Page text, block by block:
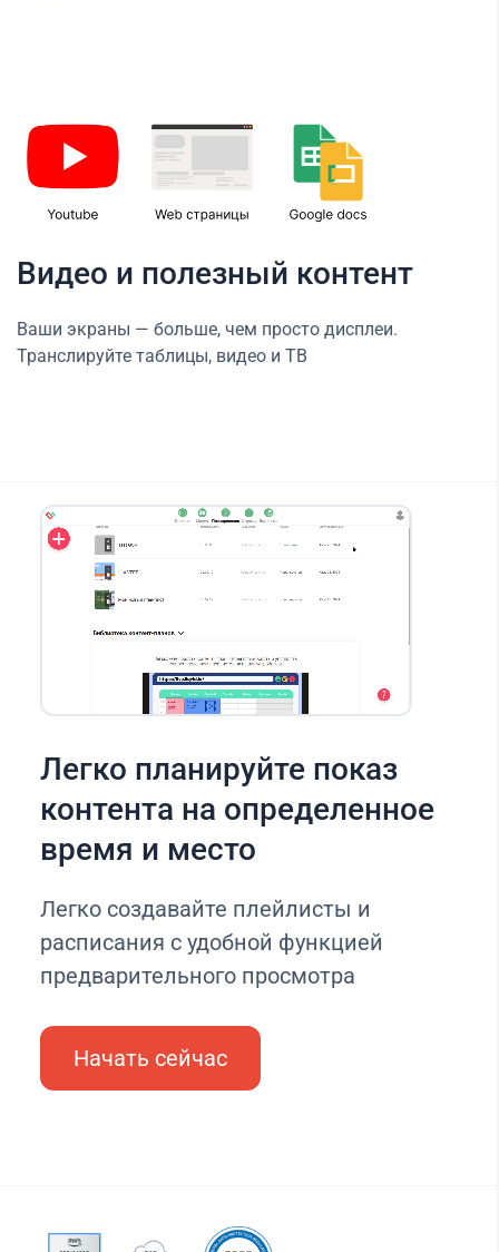
Видео и полезный контент
Ваши экраны — больше, чем просто дисплеи.
Транслируйте таблицы, видео и ТВ
Легко планируйте показ
контента на определенное
время и место
Легко создавайте плейлисты и
расписания с удобной функцией
предварительного просмотра
Начать сейчас